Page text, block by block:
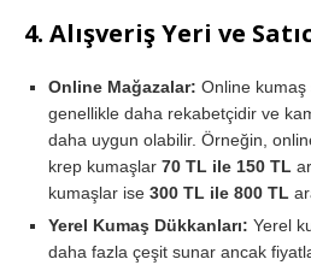
4. Alışveriş Yeri ve
Online Mağazalar: Online kumaş
genellikle daha rekabetçidir ve
daha uygun olabilir. Örneğin,
krep kumaşlar 70 TL ile 150 TL
kumaşlar ise 300 TL ile 800 TL
Yerel Kumaş Dükkanları: Yerel
daha fazla çeşit sunar ancak